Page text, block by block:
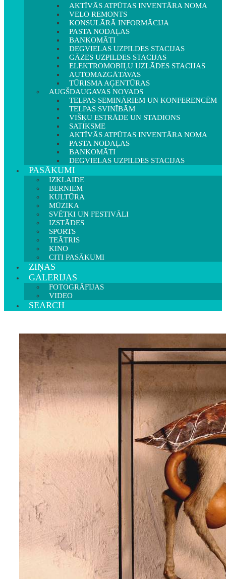
AKTĪVĀS ATPŪTAS INVENTĀRA NOMA
VELO REMONTS
KONSULĀRĀ INFORMĀCIJA
PASTA NODAĻAS
BANKOMĀTI
DEGVIELAS UZPILDES STACIJAS
GĀZES UZPILDES STACIJAS
ELEKTROMOBIĻU UZLĀDES STACIJAS
AUTOMAZGĀTAVAS
TŪRISMA AĢENTŪRAS
AUGŠDAUGAVAS NOVADS
TELPAS SEMINĀRIEM UN KONFERENCĒM
TELPAS SVINĪBĀM
VIŠĶU ESTRĀDE UN STADIONS
SATIKSME
AKTĪVĀS ATPŪTAS INVENTĀRA NOMA
PASTA NODAĻAS
BANKOMĀTI
DEGVIELAS UZPILDES STACIJAS
PASĀKUMI
IZKLAIDE
BĒRNIEM
KULTŪRA
MŪZIKA
SVĒTKI UN FESTIVĀLI
IZSTĀDES
SPORTS
TEĀTRIS
KINO
CITI PASĀKUMI
ZIŅAS
GALERIJAS
FOTOGRĀFIJAS
VIDEO
SEARCH